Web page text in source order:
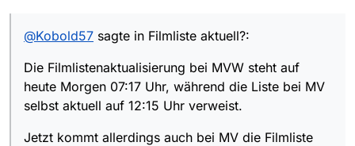
07:16 Uhr. Hoffentlich war nicht wieder ungebetener
“Besuch” zu Gast…
@Kobold57 sagte in Filmliste aktuell?:
Die Filmlistenaktualisierung bei MVW steht auf
heute Morgen 07:17 Uhr, während die Liste bei MV
selbst aktuell auf 12:15 Uhr verweist.
Jetzt kommt allerdings auch bei MV die Filmliste